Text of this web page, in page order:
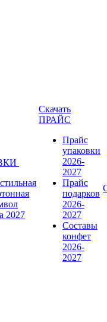
2027
Скачать
ПРАЙС
Прайс
упаковки
2026-
2027
Прайс
подарков
2026-
2027
Составы
конфет
2026-
2027